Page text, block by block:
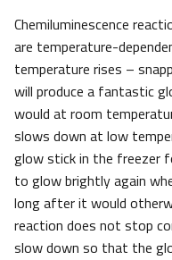
Chemiluminescence
are temperature-
temperature rises –
will produce a fantastic
would at room
slows down at low
glow stick in the freezer
to glow brightly again
long after it would
reaction does not stop
slow down so that the